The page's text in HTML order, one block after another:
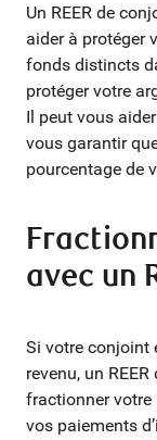
Un REER de
aider à protéger
fonds distincts
protéger votre
Il peut vous
vous garantir
pourcentage de
avec un
Si votre conjoint
revenu, un
fractionner votre
vos paiements